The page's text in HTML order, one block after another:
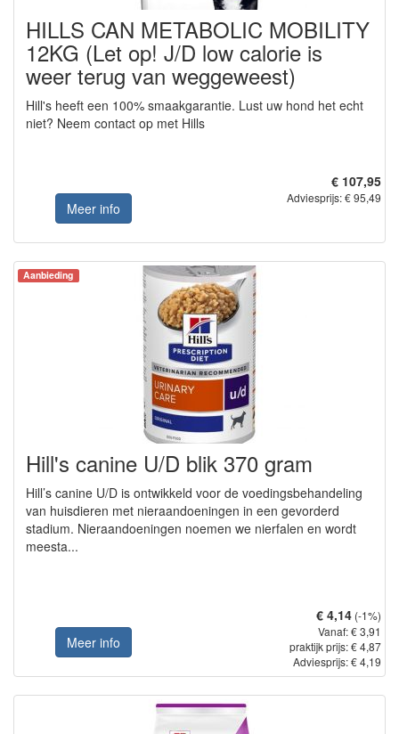
HILLS CAN METABOLIC MOBILITY
12KG (Let op! J/D low calorie is
weer terug van weggeweest)
Hill's heeft een 100% smaakgarantie. Lust uw hond het echt
niet? Neem contact op met Hills
Meer info
€ 107,95
Adviesprijs: € 95,49
Aanbieding
Hill's canine U/D blik 370 gram
Hill’s canine U/D is ontwikkeld voor de voedingsbehandeling
van huisdieren met nieraandoeningen in een gevorderd
stadium. Nieraandoeningen noemen we nierfalen en wordt
meesta...
Meer info
€ 4,14 (-1%)
Vanaf: € 3,91
praktijk prijs: € 4,87
Adviesprijs: € 4,19